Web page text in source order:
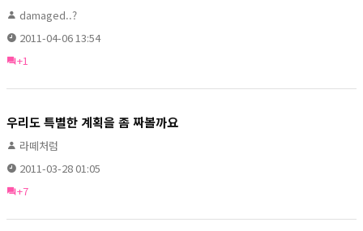
damaged..?
2011-04-06 13:54
+1
우리도 특별한 계획을 좀 짜볼까요
라떼처럼
2011-03-28 01:05
+7